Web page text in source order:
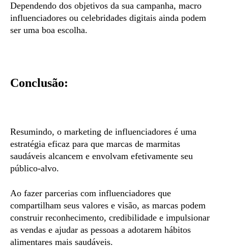
Dependendo dos objetivos da sua campanha, macro
influenciadores ou celebridades digitais ainda podem
ser uma boa escolha.
Conclusão:
Resumindo, o marketing de influenciadores é uma
estratégia eficaz para que marcas de marmitas
saudáveis ​​alcancem e envolvam efetivamente seu
público-alvo.
Ao fazer parcerias com influenciadores que
compartilham seus valores e visão, as marcas podem
construir reconhecimento, credibilidade e impulsionar
as vendas e ajudar as pessoas a adotarem hábitos
alimentares mais saudáveis.